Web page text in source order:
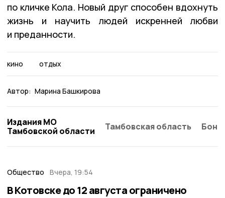
по кличке Кола. Новый друг способен вдохнуть
жизнь и научить людей искренней любви
и преданности.
кино отдых
Автор: Марина Башкирова
Издания МО
Тамбовской области
Тамбовская область
Общество Вчера, 19:54
В Котовске до 12 августа ограничено